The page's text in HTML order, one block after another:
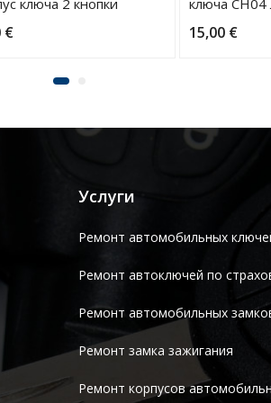
ключа 2 кнопки
CY24
€
ключа CH04
15,00 €
Услуги
Ремонт автомобильных
Ремонт автоключей по
Ремонт автомобильных
Ремонт замка зажигания
Ремонт корпусов